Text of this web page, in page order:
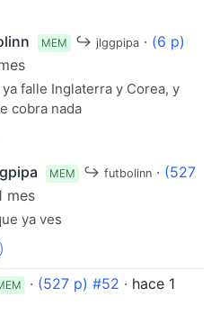
MEM ↪ jlggpipa · (6 p)
falle Inglaterra y Corea, y
cobra nada
MEM ↪ futbolinn· (527
mes
ya ves
· (527 p) #52 · hace 1